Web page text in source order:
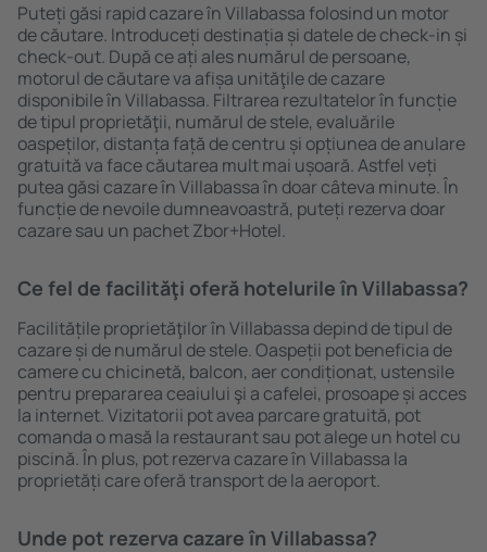
Puteți găsi rapid cazare în Villabassa folosind un motor
de căutare. Introduceți destinația și datele de check-in și
check-out. După ce ați ales numărul de persoane,
motorul de căutare va afișa unităţile de cazare
disponibile în Villabassa. Filtrarea rezultatelor în funcție
de tipul proprietăţii, numărul de stele, evaluările
oaspeților, distanța față de centru și opțiunea de anulare
gratuită va face căutarea mult mai ușoară. Astfel veți
putea găsi cazare în Villabassa în doar câteva minute. În
funcție de nevoile dumneavoastră, puteți rezerva doar
cazare sau un pachet Zbor+Hotel.
Ce fel de facilităţi oferă hotelurile în Villabassa?
Facilitățile proprietăţilor în Villabassa depind de tipul de
cazare și de numărul de stele. Oaspeții pot beneficia de
camere cu chicinetă, balcon, aer condiționat, ustensile
pentru prepararea ceaiului şi a cafelei, prosoape și acces
la internet. Vizitatorii pot avea parcare gratuită, pot
comanda o masă la restaurant sau pot alege un hotel cu
piscină. În plus, pot rezerva cazare în Villabassa la
proprietăți care oferă transport de la aeroport.
Unde pot rezerva cazare în Villabassa?